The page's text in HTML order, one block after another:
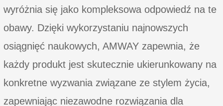
wyróżnia się jako kompleksowa odpowiedź na te
obawy. Dzięki wykorzystaniu najnowszych
osiągnięć naukowych, AMWAY zapewnia, że
każdy produkt jest skutecznie ukierunkowany na
konkretne wyzwania związane ze stylem życia,
zapewniając niezawodne rozwiązania dla